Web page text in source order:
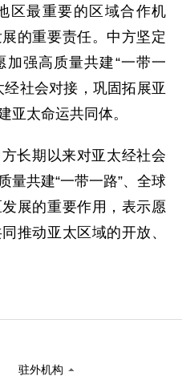
区最重要的区域合作机
的重要责任。中方坚定
强高质量共建“一带一
社会对接，巩固拓展亚
亚太命运共同体。
长期以来对亚太经社会
量共建“一带一路”、全球
展的重要作用，表示愿
推动亚太区域的开放、
驻外机构